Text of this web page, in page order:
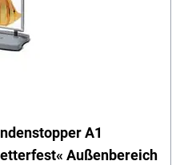
A1
Außenbereich